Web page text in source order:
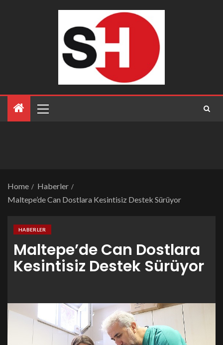
Home
Haberler
Maltepe’de Can Dostlara Kesintisiz Destek Sürüyor
HABERLER
Maltepe’de Can Dostlara
Kesintisiz Destek Sürüyor